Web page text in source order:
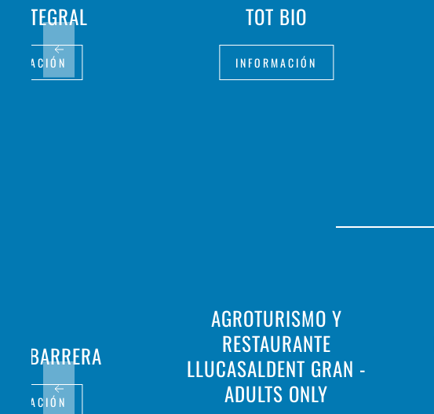
TOT BIO
INFORMACIÓN
INTEGRAL
AGROTURISMO Y
RESTAURANTE
LLUCASALDENT GRAN -
ADULTS ONLY
BARRERA